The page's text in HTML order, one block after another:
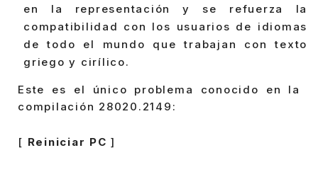
en la representación y se refuerza la
compatibilidad con los usuarios de idiomas
de todo el mundo que trabajan con texto
griego y cirílico.
Este es el único problema conocido en la
compilación 28020.2149:
[ Reiniciar PC ]